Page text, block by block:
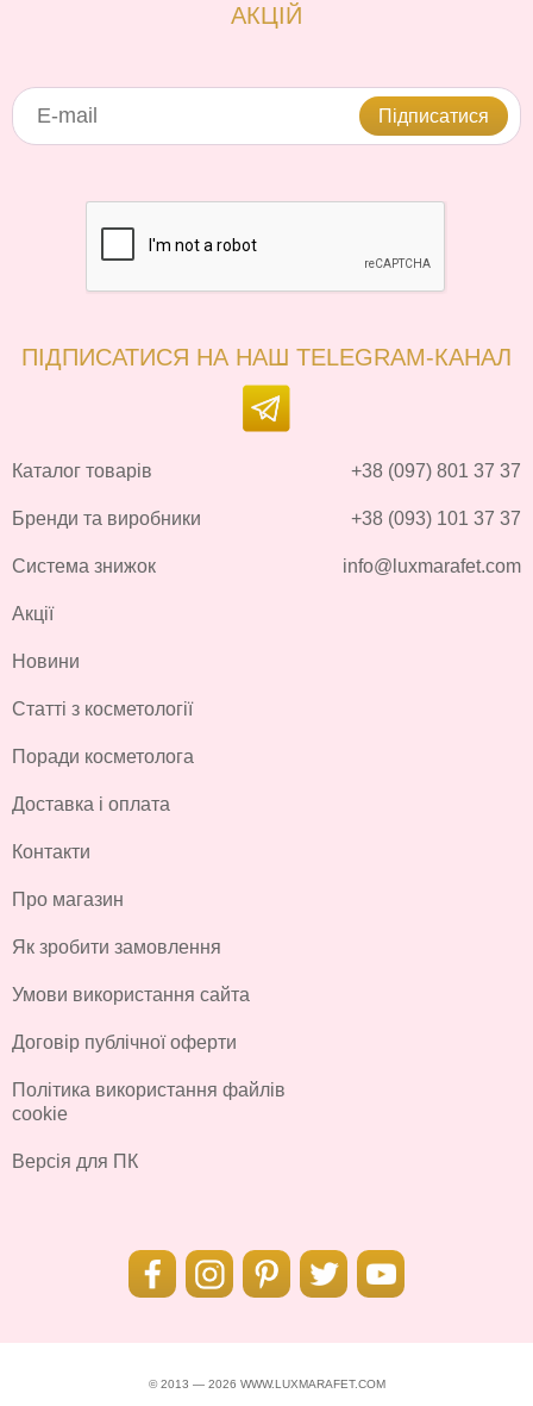
АКЦІЙ
Підписатися
ПІДПИСАТИСЯ НА НАШ TELEGRAM-КАНАЛ
Каталог товарів
Бренди та виробники
Система знижок
Акції
Новини
Статті з косметології
Поради косметолога
Доставка і оплата
Контакти
Про магазин
Як зробити замовлення
Умови використання сайта
Договір публічної оферти
Політика використання файлів
cookie
Версія для ПК
+38 (097) 801 37 37
+38 (093) 101 37 37
info@luxmarafet.com
© 2013 — 2026 WWW.LUXMARAFET.COM